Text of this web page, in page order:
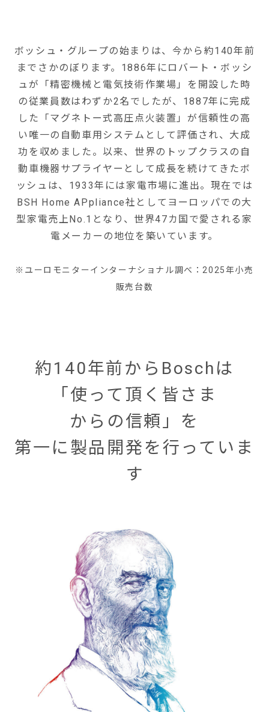
ボッシュ・グループの始まりは、今から約140年前
までさかのぼります。1886年にロバート・ボッシ
ュが「精密機械と電気技術作業場」を開設した時
の従業員数はわずか2名でしたが、1887年に完成
した「マグネトー式高圧点火装置」が信頼性の高
い唯一の自動車用システムとして評価され、大成
功を収めました。以来、世界のトップクラスの自
動車機器サプライヤーとして成長を続けてきたボ
ッシュは、1933年には家電市場に進出。現在では
BSH Home APpliance社としてヨーロッパでの大
型家電売上No.1となり、世界47カ国で愛される家
電メーカーの地位を築いています。
※ユーロモニターインターナショナル調べ：2025年小売
販売台数
約140年前からBoschは
「使って頂く皆さま
からの信頼」を
第一に製品開発を行っていま
す